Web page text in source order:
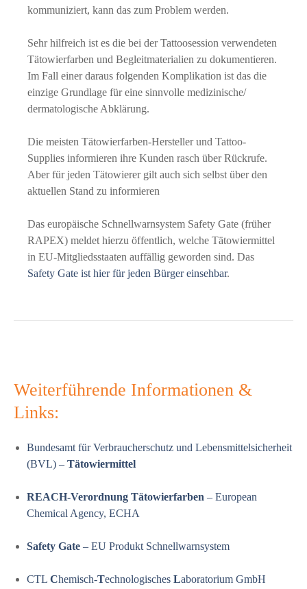
kommuniziert, kann das zum Problem werden.
Sehr hilfreich ist es die bei der Tattoosession verwendeten
Tätowierfarben und Begleitmaterialien zu dokumentieren.
Im Fall einer daraus folgenden Komplikation ist das die
einzige Grundlage für eine sinnvolle medizinische/
dermatologische Abklärung.
Die meisten Tätowierfarben-Hersteller und Tattoo-
Supplies informieren ihre Kunden rasch über Rückrufe.
Aber für jeden Tätowierer gilt auch sich selbst über den
aktuellen Stand zu informieren
Das europäische Schnellwarnsystem Safety Gate (früher
RAPEX) meldet hierzu öffentlich, welche Tätowiermittel
in EU-Mitgliedsstaaten auffällig geworden sind. Das
Safety Gate ist hier für jeden Bürger einsehbar.
Weiterführende Informationen &
Links:
Bundesamt für Verbraucherschutz und Lebensmittelsicherheit
(BVL) –Tätowiermittel
REACH-Verordnung Tätowierfarben – European
Chemical Agency, ECHA
Safety Gate – EU Produkt Schnellwarnsystem
CTLChemisch-TechnologischesLaboratorium GmbH